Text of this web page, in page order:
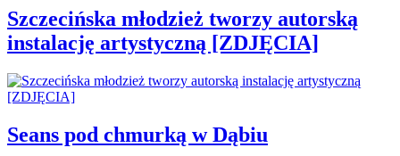
Szczecińska młodzież tworzy autorską
instalację artystyczną [ZDJĘCIA]
Seans pod chmurką w Dąbiu